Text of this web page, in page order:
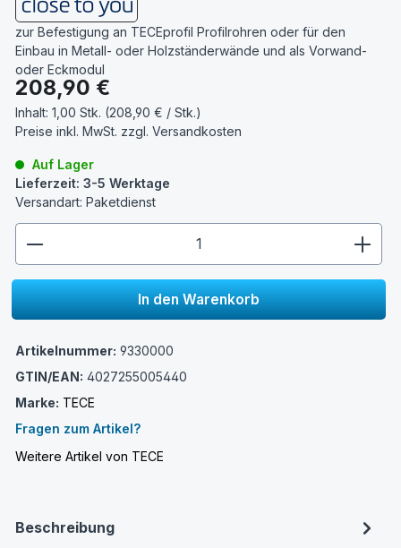
zur Befestigung an TECEprofil Profilrohren oder für den
Einbau in Metall- oder Holzständerwände und als Vorwand-
oder Eckmodul
Regulärer Preis:
208,90 €
Inhalt: 1,00 Stk. (208,90 € / Stk.)
Preise inkl. MwSt. zzgl. Versandkosten
Auf Lager
Lieferzeit: 3-5 Werktage
Versandart: Paketdienst
In den Warenkorb
Artikelnummer: 9330000
GTIN/EAN: 4027255005440
Marke: TECE
Fragen zum Artikel?
Weitere Artikel von TECE
Beschreibung